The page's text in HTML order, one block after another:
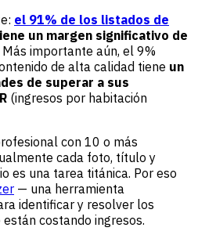
el 91% de los listados de
un margen significativo de
Más importante aún, el 9%
de alta calidad tiene un
de superar a sus
(ingresos por habitación
con 10 o más
cada foto, título y
es una tarea titánica. Por eso
— una herramienta
identificar y resolver los
costando ingresos.